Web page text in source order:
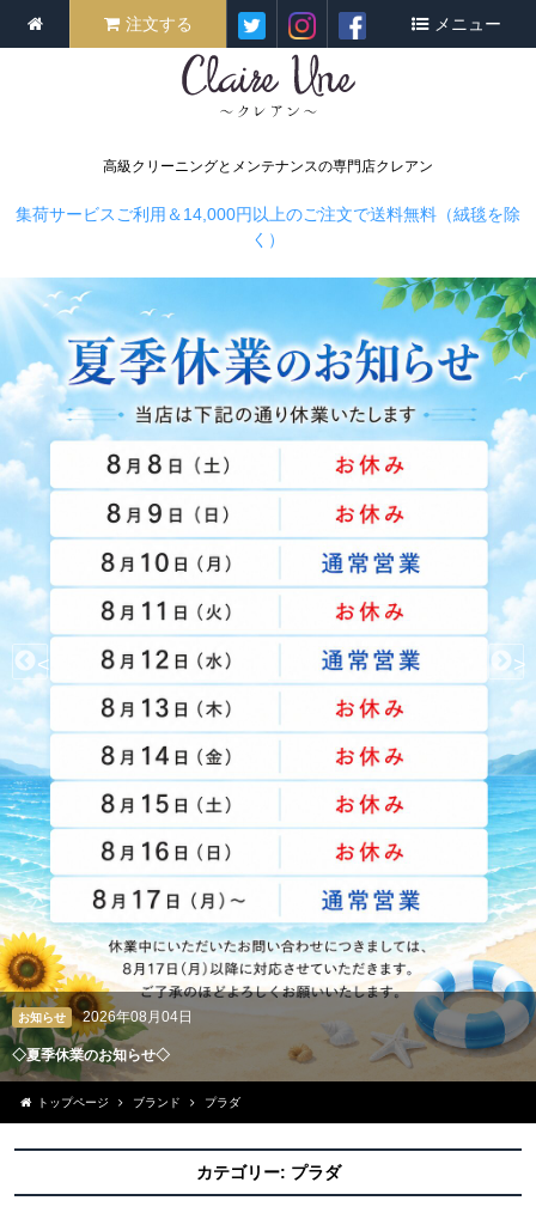
高級クリーニングとメンテナンスの専門店クレアン
注文する メニュー
集荷サービスご利用＆14,000円以上のご注文で送料無料（絨毯を除
く）
お知らせ 2026年08月04日
◇夏季休業のお知らせ◇
< >
トップページ ブランド プラダ
カテゴリー: プラダ